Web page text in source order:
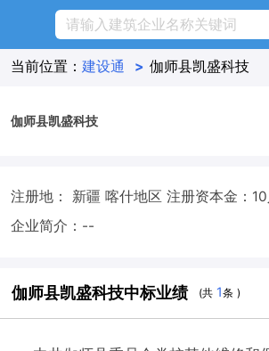
当前位置： 建设通 > 伽师县凯盛科技
伽师县凯盛科技
注册地： 新疆 喀什地区 注册资本金：
企业简介：--
伽师县凯盛科技中标业绩 (共 1条 )